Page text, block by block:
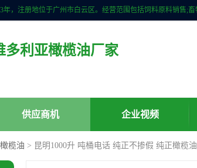
多利亚橄榄油厂家
供应商机 企业视频
橄榄油 > 昆明1000升 吨桶电话 纯正不掺假 纯正橄榄油